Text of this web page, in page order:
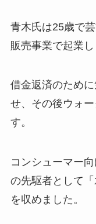
青木氏は25歳で
販売事業で起業し
借金返済のため
せ、その後ウォ
す。
コンシューマー
の先駆者として
を収めました。